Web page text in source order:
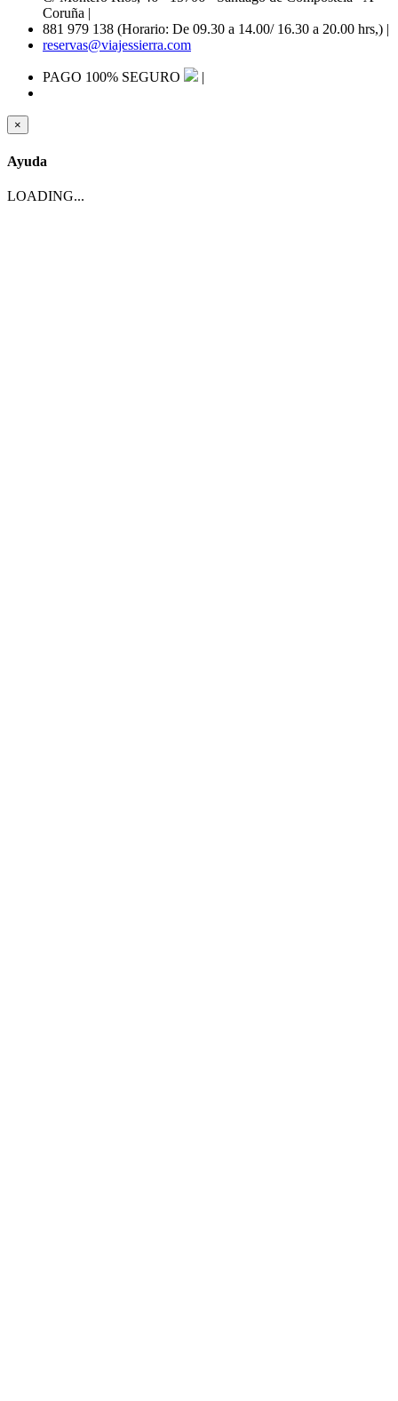
Coruña |
881 979 138 (Horario: De 09.30 a 14.00/ 16.30 a 20.00 hrs,) |
reservas@viajessierra.com
PAGO 100% SEGURO |
×
Ayuda
LOADING...